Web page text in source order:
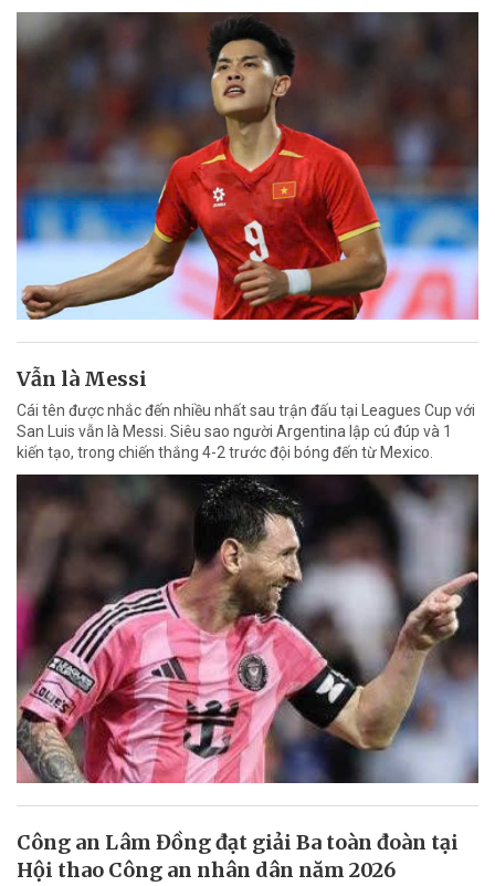
Vẫn là Messi
Cái tên được nhắc đến nhiều nhất sau trận đấu tại Leagues Cup với
San Luis vẫn là Messi. Siêu sao người Argentina lập cú đúp và 1
kiến tạo, trong chiến thắng 4-2 trước đội bóng đến từ Mexico.
Công an Lâm Đồng đạt giải Ba toàn đoàn tại
Hội thao Công an nhân dân năm 2026